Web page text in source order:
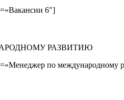
6″]
РАЗВИТИЮ
по международному